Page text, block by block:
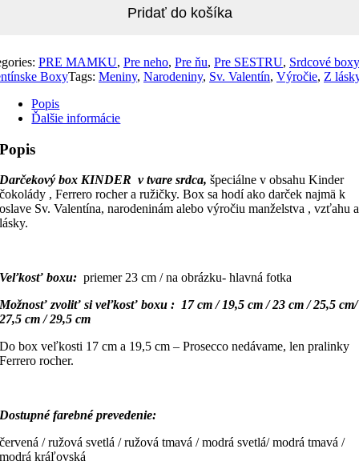
Pridať do košíka
PRE MAMKU, Pre neho, Pre ňu, Pre SESTRU, Srdcové boxy
BoxyTags: Meniny, Narodeniny, Sv. Valentín, Výročie, Z
Popis
Ďalšie informácie
Popis
Darčekový box KINDER v tvare srdca, špeciálne v obsahu Kinder
čokolády , Ferrero rocher a ružičky. Box sa hodí ako darček najmä k
oslave Sv. Valentína, narodeninám alebo výročiu manželstva , vzťahu a
lásky.
Veľkosť boxu: priemer 23 cm / na obrázku- hlavná fotka
Možnosť zvoliť si veľkosť boxu : 17 cm / 19,5 cm / 23 cm / 25,5 cm/
27,5 cm / 29,5 cm
Do box veľkosti 17 cm a 19,5 cm – Prosecco nedávame, len pralinky
Ferrero rocher.
Dostupné farebné prevedenie:
červená / ružová svetlá / ružová tmavá / modrá svetlá/ modrá tmavá /
modrá kráľovská